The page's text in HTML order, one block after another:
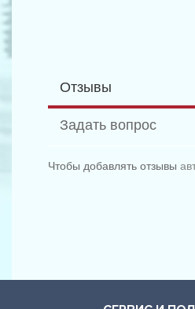
Отзывы
Задать вопрос
Чтобы добавлять отзывы